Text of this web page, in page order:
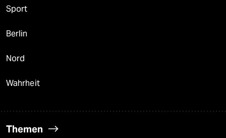
Sport
Berlin
Nord
Wahrheit
Themen